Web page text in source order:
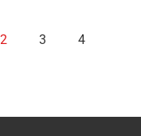
2 3
4